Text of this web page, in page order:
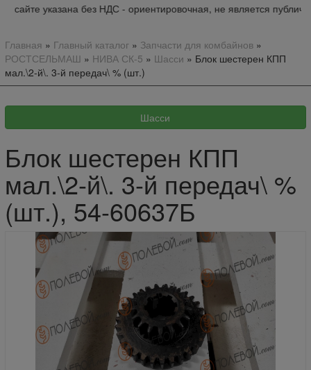
сайте указана без НДС - ориентировочная, не является
Главная » Главный каталог» Запчасти для комбайнов»
РОСТСЕЛЬМАШ » НИВА СК-5 » Шасси » Блок шестерен КПП
мал.\2-й\. 3-й передач\ % (шт.)
Блок шестерен КПП
мал.\2-й\. 3-й передач\ %
(шт.), 54-60637Б